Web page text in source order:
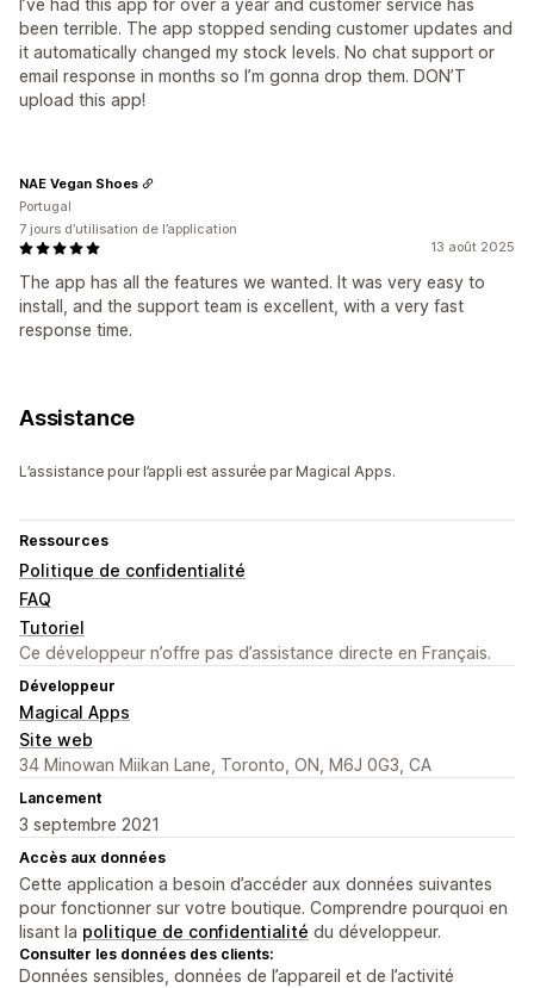
I’ve had this app for over a year and customer service has
been terrible. The app stopped sending customer updates and
it automatically changed my stock levels. No chat support or
email response in months so I’m gonna drop them. DON’T
upload this app!
13 août 2025
The app has all the features we wanted. It was very easy to
install, and the support team is excellent, with a very fast
response time.
NAE Vegan Shoes
Portugal
7 jours d’utilisation de l’application
Assistance
L’assistance pour l’appli est assurée par Magical Apps.
Ressources
Politique de confidentialité
FAQ
Tutoriel
Ce développeur n’offre pas d’assistance directe en Français.
Développeur
Magical Apps
Site web
34 Minowan Miikan Lane, Toronto, ON, M6J 0G3, CA
Lancement
3 septembre 2021
Accès aux données
Cette application a besoin d’accéder aux données suivantes
pour fonctionner sur votre boutique. Comprendre pourquoi en
lisant la politique de confidentialité du développeur.
Consulter les données des clients:
Données sensibles, données de l’appareil et de l’activité